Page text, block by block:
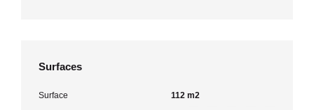
Surfaces
Surface 112 m2